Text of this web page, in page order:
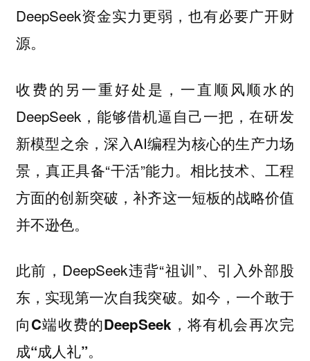
DeepSeek资金实力更弱，也有必要广开财
源。
收费的另一重好处是，一直顺风顺水的
DeepSeek，能够借机逼自己一把，在研发
新模型之余，深入AI编程为核心的生产力场
景，真正具备“干活”能力。相比技术、工程
方面的创新突破，补齐这一短板的战略价值
并不逊色。
此前，DeepSeek违背“祖训”、引入外部股
东，实现第一次自我突破。如今， 一个敢于
向C端收费的DeepSeek，将有机会再次完
成“成人礼”。